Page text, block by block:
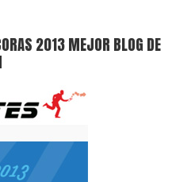
2013 MEJOR BLOG DE